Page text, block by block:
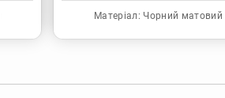
Матеріал: Чорний матовий